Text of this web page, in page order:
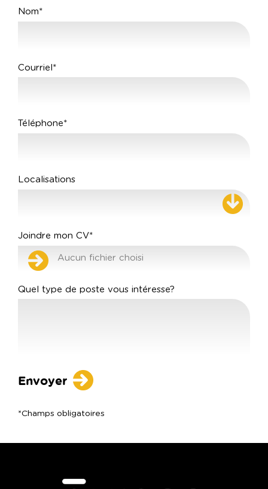
Nom*
Courriel*
Téléphone*
Localisations
Joindre mon CV*
Quel type de poste vous intéresse?
*Champs obligatoires